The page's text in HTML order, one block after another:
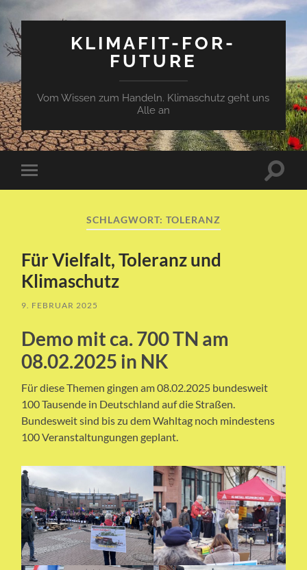
KLIMAFIT-FOR-
FUTURE
Vom Wissen zum Handeln. Klimaschutz geht uns
Alle an
Mobile-
Menü
SCHLAGWORT: TOLERANZ
Für Vielfalt, Toleranz und
Klimaschutz
9. FEBRUAR 2025
Demo mit ca. 700 TN am
08.02.2025 in NK
Für diese Themen gingen am 08.02.2025 bundesweit
100 Tausende in Deutschland auf die Straßen.
Bundesweit sind bis zu dem Wahltag noch mindestens
100 Veranstaltungungen geplant.